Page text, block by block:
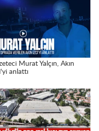
Murat Yalçın, Akın
anlattı